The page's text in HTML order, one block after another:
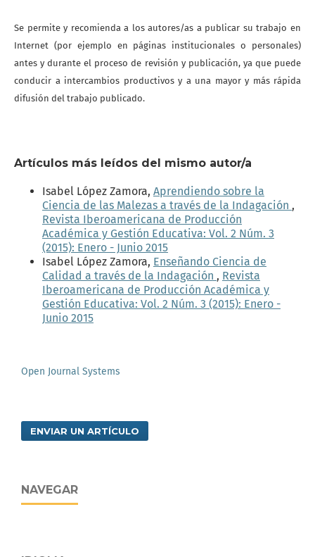
Se permite y recomienda a los autores/as a publicar su trabajo en
Internet (por ejemplo en páginas institucionales o personales)
antes y durante el proceso de revisión y publicación, ya que puede
conducir a intercambios productivos y a una mayor y más rápida
difusión del trabajo publicado.
Artículos más leídos del mismo autor/a
Isabel López Zamora, Aprendiendo sobre la
Ciencia de las Malezas a través de la Indagación ,
Revista Iberoamericana de Producción
Académica y Gestión Educativa: Vol. 2 Núm. 3
(2015): Enero - Junio 2015
Isabel López Zamora, Enseñando Ciencia de
Calidad a través de la Indagación , Revista
Iberoamericana de Producción Académica y
Gestión Educativa: Vol. 2 Núm. 3 (2015): Enero -
Junio 2015
Open Journal Systems
ENVIAR UN ARTÍCULO
NAVEGAR